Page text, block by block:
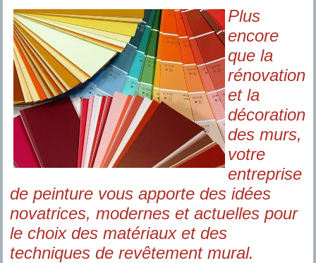
Plus
encore
que la
rénovation
et la
décoration
des murs,
votre
entreprise
de peinture vous apporte des idées
novatrices, modernes et actuelles pour
le choix des matériaux et des
techniques de revêtement mural.